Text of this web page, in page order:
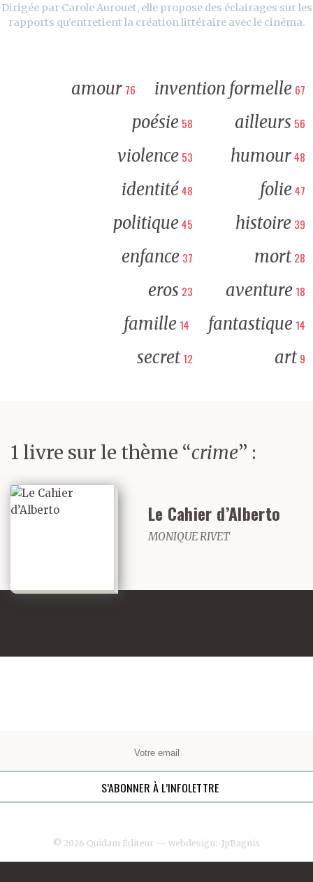
Dirigée par Carole Aurouet, elle propose des éclairages sur les
rapports qu’entretient la création littéraire avec le cinéma.
amour 76 invention formelle 67
poésie 58 ailleurs 56
violence 53 humour48
identité48 folie47
politique45 histoire 39
enfance 37 mort 28
eros 23 aventure 18
famille 14 fantastique 14
secret 12 art 9
1 livre sur le thème “crime” :
Le Cahier d’Alberto
MONIQUE RIVET
© 2026 Quidam Éditeur — webdesign: JpBagnis